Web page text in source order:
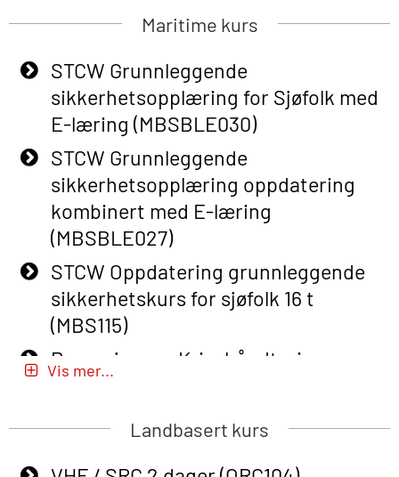
Basic Safety Training (English) – with
Adaptive E-learning (OBSBLE047)
Basic Safety Training – Refresher
Course (English) with E-learning
(OBSBLE048)
Basic Safety Training – Refresher
Course (English) (OBS1063)
Basic Safety Training – Refresher
Course (English) for emergency
response personnel with Adaptive E-
learning (OBSBLE050)
Helikopterevakuering inkl pustelunge
med adaptive e-læring (OSEBLE018)
Airpocket with E-learning (English)
Maritime kurs
STCW Grunnleggende
sikkerhetsopplæring for Sjøfolk med
E-læring (MBSBLE030)
STCW Grunnleggende
sikkerhetsopplæring oppdatering
kombinert med E-læring
(MBSBLE027)
STCW Oppdatering grunnleggende
sikkerhetskurs for sjøfolk 16 t
(MBS115)
Passasjer- og Krisehåndtering
(MBSBLE020)
Passasjer- og Krisehåndtering
oppdatering (MBSBLE019)
Vis mer...
Landbasert kurs